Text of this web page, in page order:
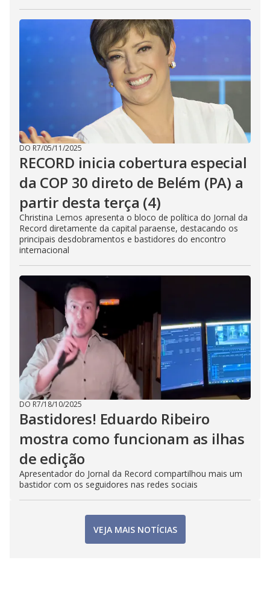
DO R7/05/11/2025
RECORD inicia cobertura especial
da COP 30 direto de Belém (PA) a
partir desta terça (4)
Christina Lemos apresenta o bloco de política do Jornal da
Record diretamente da capital paraense, destacando os
principais desdobramentos e bastidores do encontro
internacional
DO R7/18/10/2025
Bastidores! Eduardo Ribeiro
mostra como funcionam as ilhas
de edição
Apresentador do Jornal da Record compartilhou mais um
bastidor com os seguidores nas redes sociais
VEJA MAIS NOTÍCIAS